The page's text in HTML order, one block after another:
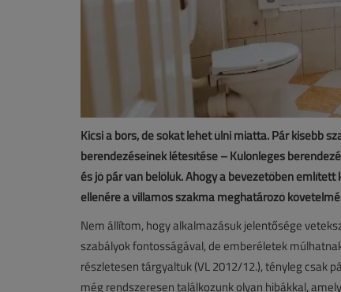
Kicsi a bors, de sokat lehet ülni miatta. Pár kisebb
berendezéseinek létesítése – Különleges
és jó pár van belőlük. Ahogy a bevezetőben
ellenére a villamos szakma meghatározó
Nem állítom, hogy alkalmazásuk jelentősége
szabályok fontosságával, de emberéletek
részletesen tárgyaltuk (VL 2012/12.), tényleg csak
még rendszeresen találkozunk olyan hibákkal,